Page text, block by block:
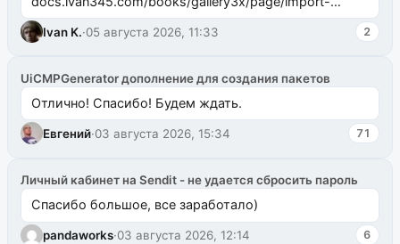
ms2galleryphp
Ivan K.·05 августа 2026, 11:33 2
UiCMPGenerator дополнение для создания пакетов
Отлично! Спасибо! Будем ждать.
Евгений·03 августа 2026, 15:34 71
Личный кабинет на Sendit - не удается сбросить пароль
Спасибо большое, все заработало)
pandaworks·03 августа 2026, 12:14 6